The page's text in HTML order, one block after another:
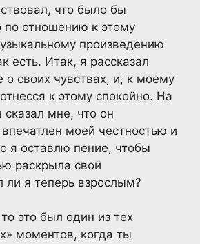
что было бы
по отношению к этому
произведению
есть. Итак, я рассказал
о своих чувствах, и, к моему
к этому спокойно. На
мне, что он
моей честностью и
я оставлю пение, чтобы
раскрыла свой
ли я теперь взрослым?
это был один из тех
моментов, когда ты